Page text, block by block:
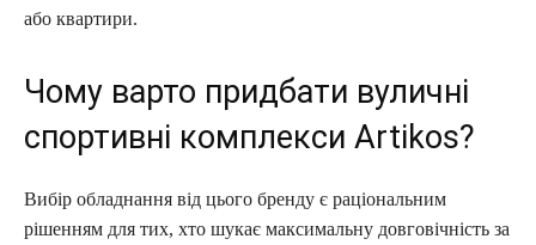
або квартири.
Чому варто придбати вуличні
спортивні комплекси Artikos?
Вибір обладнання від цього бренду є раціональним
рішенням для тих, хто шукає максимальну довговічність за